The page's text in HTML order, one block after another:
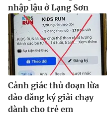
nhập lậu ở Lạng Sơn
Cảnh giác thủ đoạn lừa
đảo đăng ký giải chạy
dành cho trẻ em